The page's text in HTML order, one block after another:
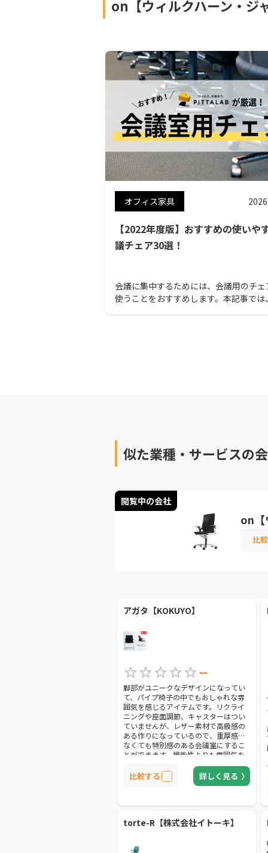
on【ウィルクハーン・ジ
オフィス家具
【2022年度版】おすすめの使いや
議チェア30選！
会議に集中するためには、会議用のチェ
使うことをおすすめします。本記事では
似た業種・サービスの
閲覧中の会社
on【
比
アガタ【KOKUYO】
--
脚部がユニークなデザインになってい
て、パイプ椅子の中でもおしゃれな雰
囲気を感じるアイテムです。リクライ
ニングや座面調節、キャスターはつい
ていませんが、レザー素材で高級感の
ある作りになっているので、重厚感は
なくても特別感のある会議室にするこ
とができます。機能性よりも雰囲気を
大切にしたい方は、候補の1つにしてみ
てください。
比較する 詳しく見る
torte-R【株式会社イトーキ】